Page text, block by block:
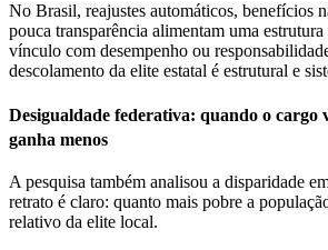
No Brasil, reajustes automáticos, benefícios
pouca transparência alimentam uma
vínculo com desempenho ou
descolamento da elite estatal é estrutural e
Desigualdade federativa: quando o cargo
ganha menos
A pesquisa também analisou a disparidade
retrato é claro: quanto mais pobre a
relativo da elite local.